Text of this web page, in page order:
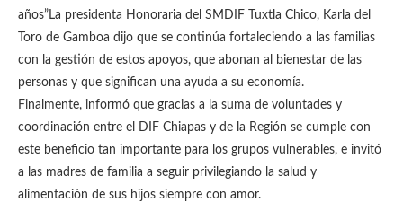
años”La presidenta Honoraria del SMDIF Tuxtla Chico, Karla del
Toro de Gamboa dijo que se continúa fortaleciendo a las familias
con la gestión de estos apoyos, que abonan al bienestar de las
personas y que significan una ayuda a su economía.
Finalmente, informó que gracias a la suma de voluntades y
coordinación entre el DIF Chiapas y de la Región se cumple con
este beneficio tan importante para los grupos vulnerables, e invitó
a las madres de familia a seguir privilegiando la salud y
alimentación de sus hijos siempre con amor.